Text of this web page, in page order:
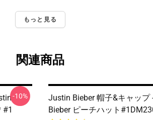
もっと見る
関連商品
#1
-10%
Justin Bieber 帽子&キャップ
Bieber ピーチハット